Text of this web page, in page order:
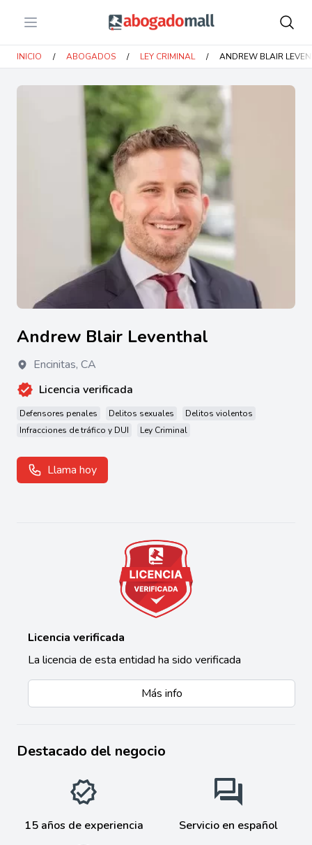
Open menu Abogadomall
INICIO / ABOGADOS / LEY CRIMINAL / ANDREW BLAIR
Andrew Blair Leventhal
Encinitas, CA
Licencia verificada
Defensores penales Delitos sexuales
Delitos violentos
Infracciones de tráfico y DUI
Ley Criminal
Llama hoy
Licencia verificada
La licencia de esta entidad ha sido verificada
Más info
Destacado del negocio
15 años de experiencia Servicio en español